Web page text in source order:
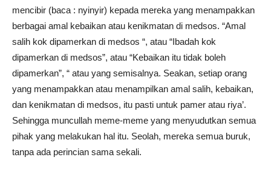
mencibir (baca : nyinyir) kepada mereka yang menampakkan
berbagai amal kebaikan atau kenikmatan di medsos. “Amal
salih kok dipamerkan di medsos “, atau “Ibadah kok
dipamerkan di medsos”, atau “Kebaikan itu tidak boleh
dipamerkan”, “ atau yang semisalnya. Seakan, setiap orang
yang menampakkan atau menampilkan amal salih, kebaikan,
dan kenikmatan di medsos, itu pasti untuk pamer atau riya’.
Sehingga muncullah meme-meme yang menyudutkan semua
pihak yang melakukan hal itu. Seolah, mereka semua buruk,
tanpa ada perincian sama sekali.